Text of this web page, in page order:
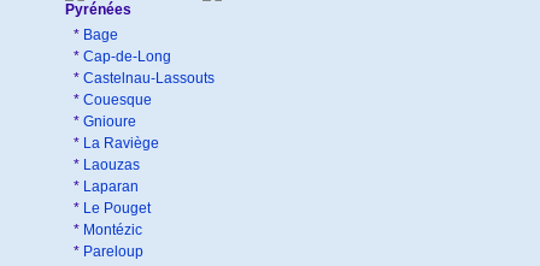
Pyrénées
* Bage
* Cap-de-Long
* Castelnau-Lassouts
* Couesque
* Gnioure
* La Raviège
* Laouzas
* Laparan
* Le Pouget
* Montézic
* Pareloup